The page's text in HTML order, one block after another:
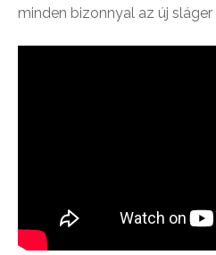
minden bizonnyal az új sláger